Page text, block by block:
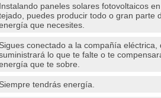
Instalando paneles solares fotovoltaicos
puedes producir todo o gran parte
que necesites.
Sigues conectado a la compañía eléctrica,
lo que te falte o te
que te sobre.
Siempre tendrás energía.